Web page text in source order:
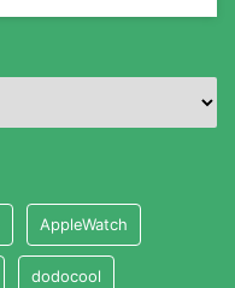
AppleWatch
dodocool